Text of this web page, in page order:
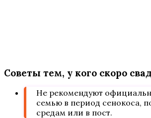
Советы тем, у кого скоро
Не рекомендуют
семью в период сенокоса,
средам или в пост.